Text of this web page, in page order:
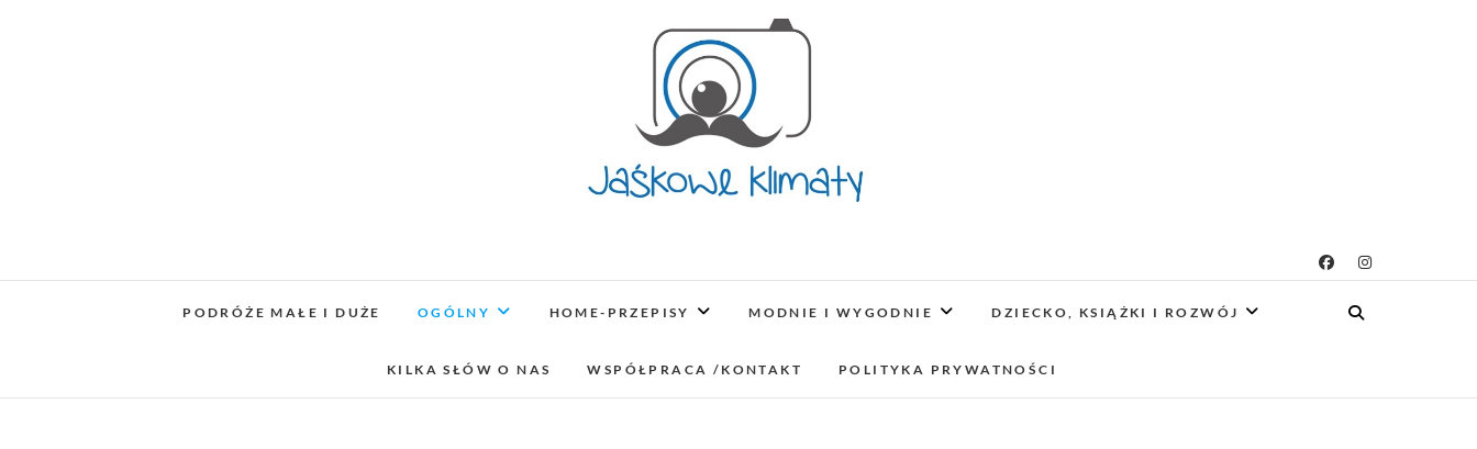
Jaśkowe klimaty-Blog rodzicielsko-
lifestylowy
OPISUJEMY ŻYCIE. ZABAWA POŁĄCZONA Z NAUKĄ, CIEKAWE PROJEKTY DIY Z DZIECKIEM,
PODRÓŻE MAŁE I DUŻE OGÓLNY HOME-PRZEPISY MODNIE I WYGODNIE DZIECKO, KSIĄŻKI I ROZWÓJ
KILKA SŁÓW O NAS WSPÓŁPRACA /KONTAKT POLITYKA PRYWATNOŚCI